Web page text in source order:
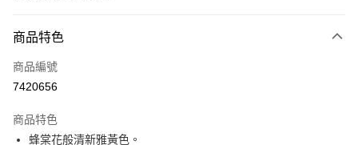
信用卡一次付款
超商取貨付款
Apple Pay
商品特色
商品編號
7420656
商品特色
蜂棠花般清新雅黃色。